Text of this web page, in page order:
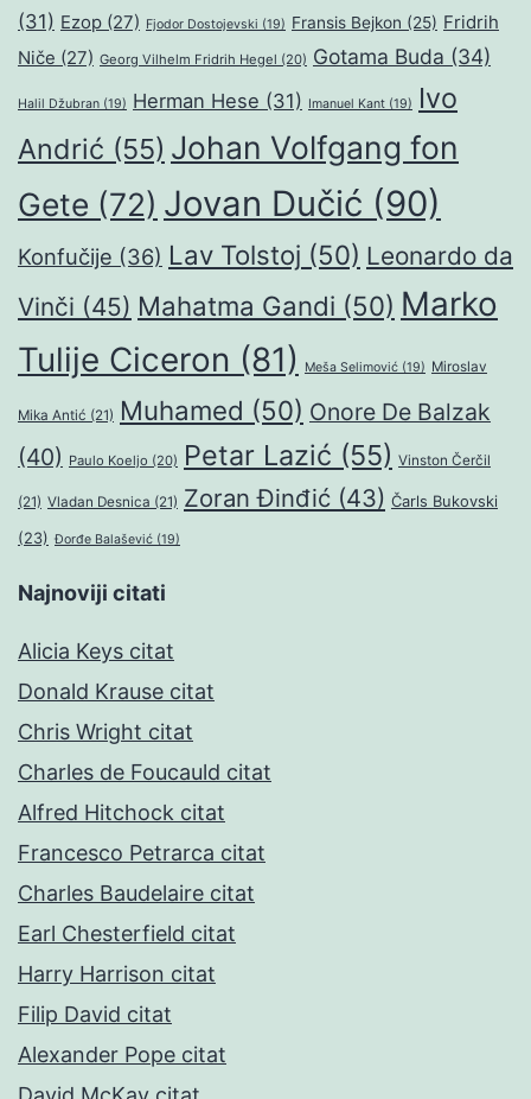
(31) Ezop (27) Fjodor Dostojevski (19) Fransis Bejkon (25) Fridrih
Niče (27) Georg Vilhelm Fridrih Hegel (20) Gotama Buda (34)
Halil Džubran (19) Herman Hese (31) Imanuel Kant (19)
Ivo
Andrić (55) Johan Volfgang fon
Gete (72) Jovan Dučić (90)
Konfučije (36) Lav Tolstoj (50) Leonardo da
Vinči (45) Mahatma Gandi (50) Marko
Tulije Ciceron (81) Meša Selimović (19) Miroslav
Mika Antić (21) Muhamed (50) Onore De Balzak
(40) Paulo Koeljo (20) Petar Lazić (55) Vinston Čerčil
(21) Vladan Desnica (21) Zoran Đinđić (43) Čarls Bukovski
(23) Đorđe Balašević (19)
Najnoviji citati
Alicia Keys citat
Donald Krause citat
Chris Wright citat
Charles de Foucauld citat
Alfred Hitchock citat
Francesco Petrarca citat
Charles Baudelaire citat
Earl Chesterfield citat
Harry Harrison citat
Filip David citat
Alexander Pope citat